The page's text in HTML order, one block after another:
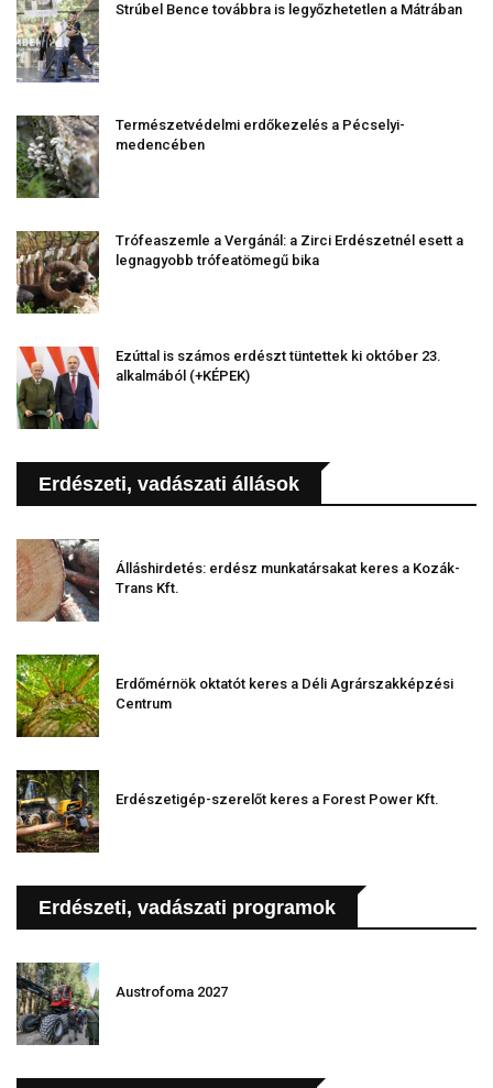
Strúbel Bence továbbra is legyőzhetetlen a Mátrában
Természetvédelmi erdőkezelés a Pécselyi-
medencében
Trófeaszemle a Vergánál: a Zirci Erdészetnél esett a
legnagyobb trófeatömegű bika
Ezúttal is számos erdészt tüntettek ki október 23.
alkalmából (+KÉPEK)
Erdészeti, vadászati állások
Álláshirdetés: erdész munkatársakat keres a Kozák-
Trans Kft.
Erdőmérnök oktatót keres a Déli Agrárszakképzési
Centrum
Erdészetigép-szerelőt keres a Forest Power Kft.
Erdészeti, vadászati programok
Austrofoma 2027